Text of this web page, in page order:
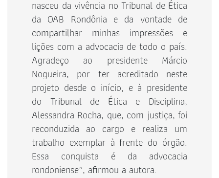
nasceu da vivência no Tribunal de Ética
da OAB Rondônia e da vontade de
compartilhar minhas impressões e
lições com a advocacia de todo o país.
Agradeço ao presidente Márcio
Nogueira, por ter acreditado neste
projeto desde o início, e à presidente
do Tribunal de Ética e Disciplina,
Alessandra Rocha, que, com justiça, foi
reconduzida ao cargo e realiza um
trabalho exemplar à frente do órgão.
Essa conquista é da advocacia
rondoniense”, afirmou a autora.